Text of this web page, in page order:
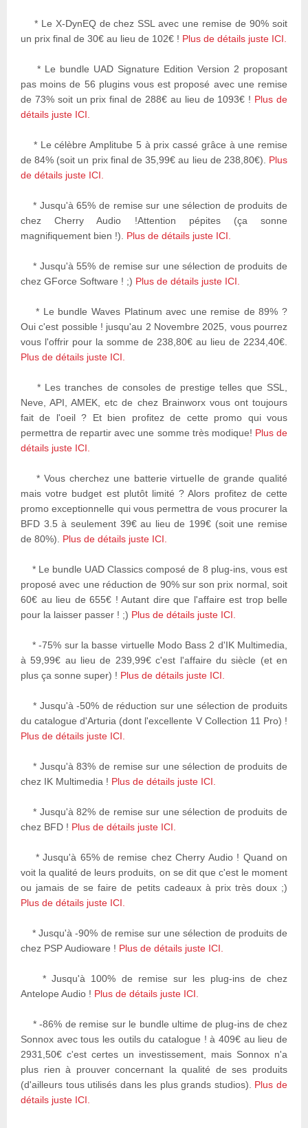
* Le X-DynEQ de chez SSL avec une remise de 90% soit
un prix final de 30€ au lieu de 102€ ! Plus de détails juste ICI.
* Le bundle UAD Signature Edition Version 2 proposant
pas moins de 56 plugins vous est proposé avec une remise
de 73% soit un prix final de 288€ au lieu de 1093€ ! Plus de
détails juste ICI.
* Le célèbre Amplitube 5 à prix cassé grâce à une remise
de 84% (soit un prix final de 35,99€ au lieu de 238,80€). Plus
de détails juste ICI.
* Jusqu'à 65% de remise sur une sélection de produits de
chez Cherry Audio !Attention pépites (ça sonne
magnifiquement bien !). Plus de détails juste ICI.
* Jusqu'à 55% de remise sur une sélection de produits de
chez GForce Software ! ;) Plus de détails juste ICI.
* Le bundle Waves Platinum avec une remise de 89% ?
Oui c'est possible ! jusqu'au 2 Novembre 2025, vous pourrez
vous l'offrir pour la somme de 238,80€ au lieu de 2234,40€.
Plus de détails juste ICI.
* Les tranches de consoles de prestige telles que SSL,
Neve, API, AMEK, etc de chez Brainworx vous ont toujours
fait de l'oeil ? Et bien profitez de cette promo qui vous
permettra de repartir avec une somme très modique! Plus de
détails juste ICI.
* Vous cherchez une batterie virtuelle de grande qualité
mais votre budget est plutôt limité ? Alors profitez de cette
promo exceptionnelle qui vous permettra de vous procurer la
BFD 3.5 à seulement 39€ au lieu de 199€ (soit une remise
de 80%). Plus de détails juste ICI.
* Le bundle UAD Classics composé de 8 plug-ins, vous est
proposé avec une réduction de 90% sur son prix normal, soit
60€ au lieu de 655€ ! Autant dire que l'affaire est trop belle
pour la laisser passer ! ;) Plus de détails juste ICI.
* -75% sur la basse virtuelle Modo Bass 2 d'IK Multimedia,
à 59,99€ au lieu de 239,99€ c'est l'affaire du siècle (et en
plus ça sonne super) ! Plus de détails juste ICI.
* Jusqu'à -50% de réduction sur une sélection de produits
du catalogue d'Arturia (dont l'excellente V Collection 11 Pro) !
Plus de détails juste ICI.
* Jusqu'à 83% de remise sur une sélection de produits de
chez IK Multimedia ! Plus de détails juste ICI.
* Jusqu'à 82% de remise sur une sélection de produits de
chez BFD ! Plus de détails juste ICI.
* Jusqu'à 65% de remise chez Cherry Audio ! Quand on
voit la qualité de leurs produits, on se dit que c'est le moment
ou jamais de se faire de petits cadeaux à prix très doux ;)
Plus de détails juste ICI.
* Jusqu'à -90% de remise sur une sélection de produits de
chez PSP Audioware ! Plus de détails juste ICI.
* Jusqu'à 100% de remise sur les plug-ins de chez
Antelope Audio ! Plus de détails juste ICI.
* -86% de remise sur le bundle ultime de plug-ins de chez
Sonnox avec tous les outils du catalogue ! à 409€ au lieu de
2931,50€ c'est certes un investissement, mais Sonnox n'a
plus rien à prouver concernant la qualité de ses produits
(d'ailleurs tous utilisés dans les plus grands studios). Plus de
détails juste ICI.